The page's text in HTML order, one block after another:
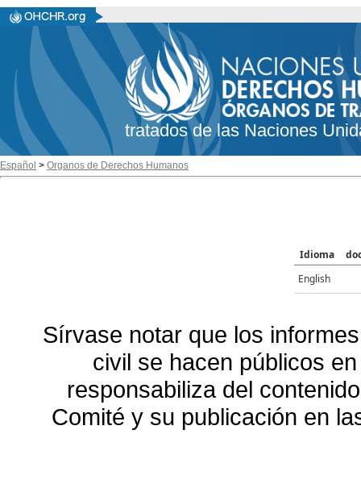
tratados de las Naciones
Español > Organos de Derechos Humanos
Idioma
English
Sírvase notar que los
civil se hacen públicos
responsabiliza del
Comité y su publicación en